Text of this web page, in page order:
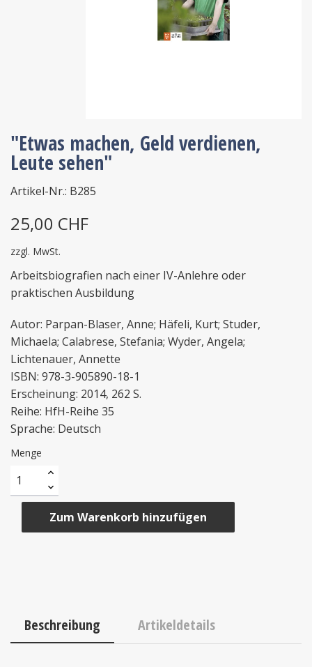
"Etwas machen, Geld verdienen,
Leute sehen"
Artikel-Nr.: B285
25,00 CHF
zzgl. MwSt.
Arbeitsbiografien nach einer IV-Anlehre oder
praktischen Ausbildung
Autor: Parpan-Blaser, Anne; Häfeli, Kurt; Studer,
Michaela; Calabrese, Stefania; Wyder, Angela;
Lichtenauer, Annette
ISBN: 978-3-905890-18-1
Erscheinung: 2014, 262 S.
Reihe: HfH-Reihe 35
Sprache: Deutsch
Menge
Zum Warenkorb hinzufügen
Beschreibung Artikeldetails